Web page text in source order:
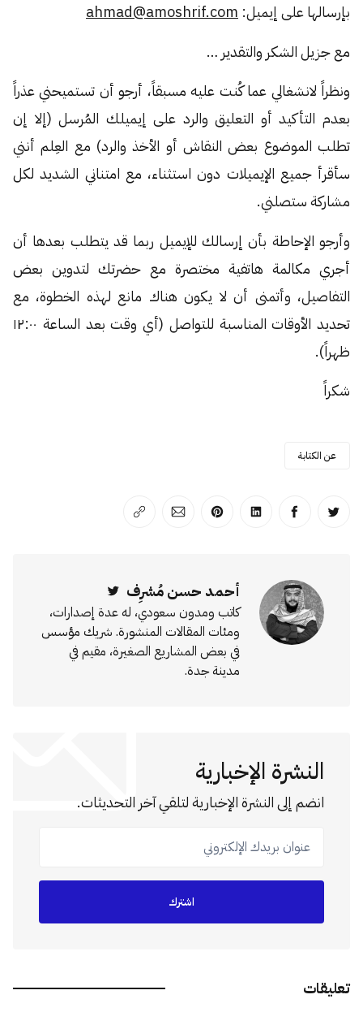
بإرسالها على إيميل: ahmad@amoshrif.com
مع جزيل الشكر والتقدير …
ونظراً لانشغالي عما كُنت عليه مسبقاً، أرجو أن تستميحني عذراً
بعدم التأكيد أو التعليق والرد على إيميلك المُرسل (إلا إن
تطلب الموضوع بعض النقاش أو الأخذ والرد) مع العِلم أنني
سأقرأ جميع الإيميلات دون استثناء، مع امتناني الشديد لكل
مشاركة ستصلني.
وأرجو الإحاطة بأن إرسالك للإيميل ربما قد يتطلب بعدها أن
أجري مكالمة هاتفية مختصرة مع حضرتك لتدوين بعض
التفاصيل، وأتمنى أن لا يكون هناك مانع لهذه الخطوة، مع
تحديد الأوقات المناسبة للتواصل (أي وقت بعد الساعة ١٢:٠٠
ظهراً).
شكراً
عن الكتابة
انشر على تويترانشر على الفيسبوك
انشر على لينكد إن
انشر على بينترست
انشر على الإيميل
انسخ الرابط
أحمد حسن مُشرِف
كاتب ومدون سعودي، له عدة إصدارات،
ومئات المقالات المنشورة. شريك مؤسس
في بعض المشاريع الصغيرة، مقيم في
مدينة جدة.
النشرة الإخبارية
انضم إلى النشرة الإخبارية لتلقي آخر التحديثات.
عنوان بريدك الإلكتروني
اشترك
تعليقات